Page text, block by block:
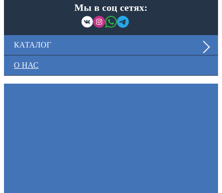
Мы в соц сетях:
КАТАЛОГ
О НАС